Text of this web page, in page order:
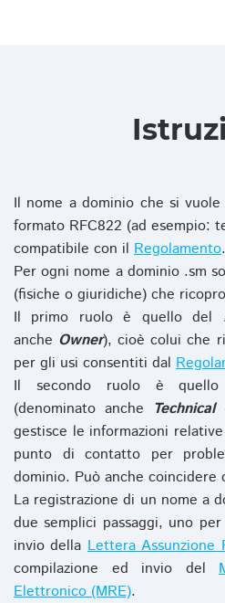
Il nome a dominio che si
formato RFC822 (ad esempio:
compatibile con il Regolamento.
Per ogni nome a dominio .sm
(fisiche o giuridiche) che
Il primo ruolo è quello del
anche Owner), cioè colui che
per gli usi consentiti dal
Il secondo ruolo è
(denominato anche Technical
gestisce le informazioni
punto di contatto per
dominio. Può anche coincidere
La registrazione di un nome a
due semplici passaggi, uno
invio dellaLettera Assunzione
compilazione ed invio del
Elettronico (MRE).